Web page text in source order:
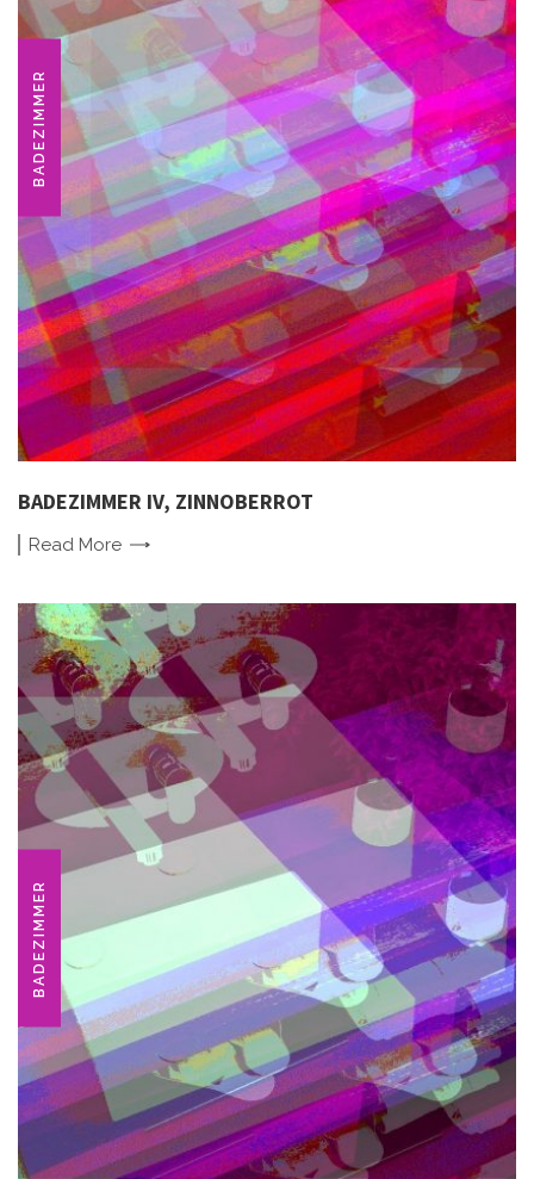
BADEZIMMER
BADEZIMMER IV, ZINNOBERROT
Read More
BADEZIMMER